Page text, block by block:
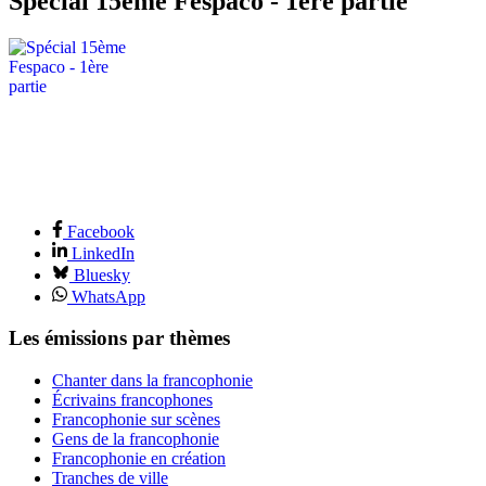
Facebook
LinkedIn
Bluesky
WhatsApp
Les émissions par thèmes
Chanter dans la francophonie
Écrivains francophones
Francophonie sur scènes
Gens de la francophonie
Francophonie en création
Tranches de ville